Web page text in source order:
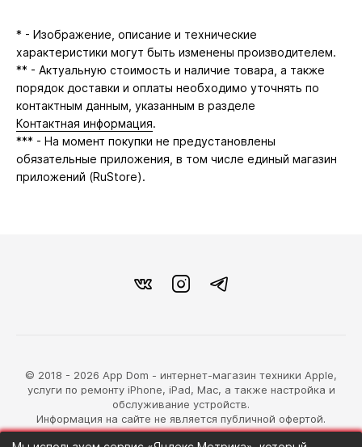
* - Изображение, описание и технические
характеристики могут быть изменены производителем.
** - Актуальную стоимость и наличие товара, а также
порядок доставки и оплаты необходимо уточнять по
контактным данным, указанным в разделе
Контактная информация.
*** - На момент покупки не предустановлены
обязательные приложения, в том числе единый магазин
приложений (RuStore).
© 2018 - 2026 App Dom - интернет-магазин техники Apple,
услуги по ремонту iPhone, iPad, Mac, а также настройка и
обслуживание устройств.
Информация на сайте не является публичной офертой.